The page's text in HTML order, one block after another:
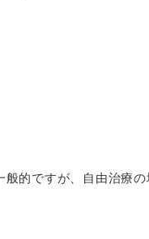
的ですが、自由治療の